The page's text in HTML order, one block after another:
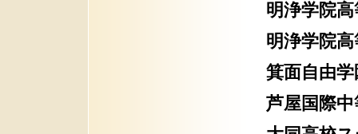
明浄学院
明浄学院
箕面自由
芦屋国際